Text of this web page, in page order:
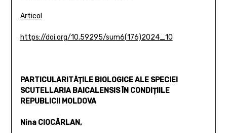
Articol
https://doi.org/10.59295/sum6(176)2024_10
PARTICULARITĂȚILE BIOLOGICE ALE SPECIEI
SCUTELLARIA BAICALENSIS ÎN CONDIȚIILE
REPUBLICII MOLDOVA
Nina CIOCÂRLAN,